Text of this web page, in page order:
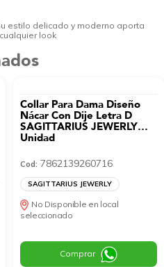
estilo delicado y moderno aporta
look
Collar Para Dama Diseño
Nácar Con Dije Letra D
SAGITTARIUS JEWERLY
Unidad
Cod: 7862139260716
SAGITTARIUS JEWERLY
No Disponible en local
seleccionado
Comprar